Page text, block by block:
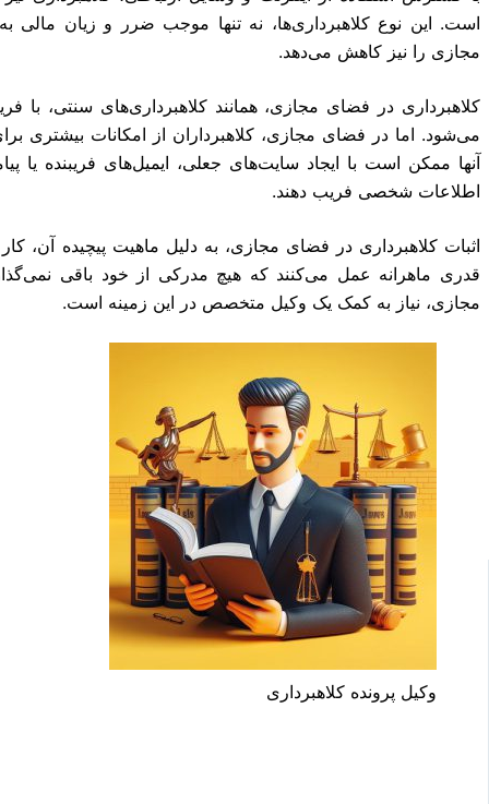
است. این نوع کلاهبرداری‌ها، نه تنها موجب ضرر و زیان مالی
مجازی را نیز کاهش می‌دهد.
کلاهبرداری در فضای مجازی، همانند کلاهبرداری‌های سنتی، با
می‌شود. اما در فضای مجازی، کلاهبرداران از امکانات بیشتری
آنها ممکن است با ایجاد سایت‌های جعلی، ایمیل‌های فریبنده یا
اطلاعات شخصی فریب دهند.
اثبات کلاهبرداری در فضای مجازی، به دلیل ماهیت پیچیده آن،
قدری ماهرانه عمل می‌کنند که هیچ مدرکی از خود باقی
مجازی، نیاز به کمک یک وکیل متخصص در این زمینه است.
وکیل‌ پرونده کلاهبرداری